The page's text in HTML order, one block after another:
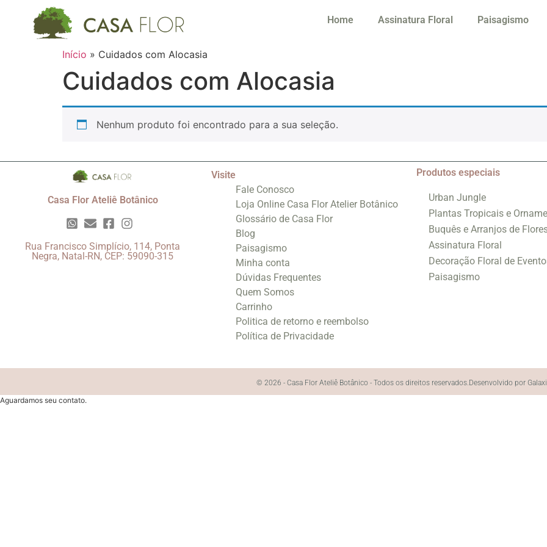
Home Assinatura Floral Paisagismo
Início » Cuidados com Alocasia
Cuidados com Alocasia
Nenhum produto foi encontrado para a sua seleção.
Casa Flor Ateliê Botânico
Rua Francisco Simplício, 114, Ponta
Negra, Natal-RN, CEP: 59090-315
Visite
Fale Conosco
Loja Online Casa Flor Atelier Botânico
Glossário de Casa Flor
Blog
Paisagismo
Minha conta
Dúvidas Frequentes
Quem Somos
Carrinho
Politica de retorno e reembolso
Política de Privacidade
Produtos especiais
Urban Jungle
Plantas Tropicais e
Buquês e Arranjos de
Assinatura Floral
Decoração Floral de
Paisagismo
© 2026 - Casa Flor Ateliê Botânico - Todos os direitos reservados.Desenvolvido por
Aguardamos seu contato.